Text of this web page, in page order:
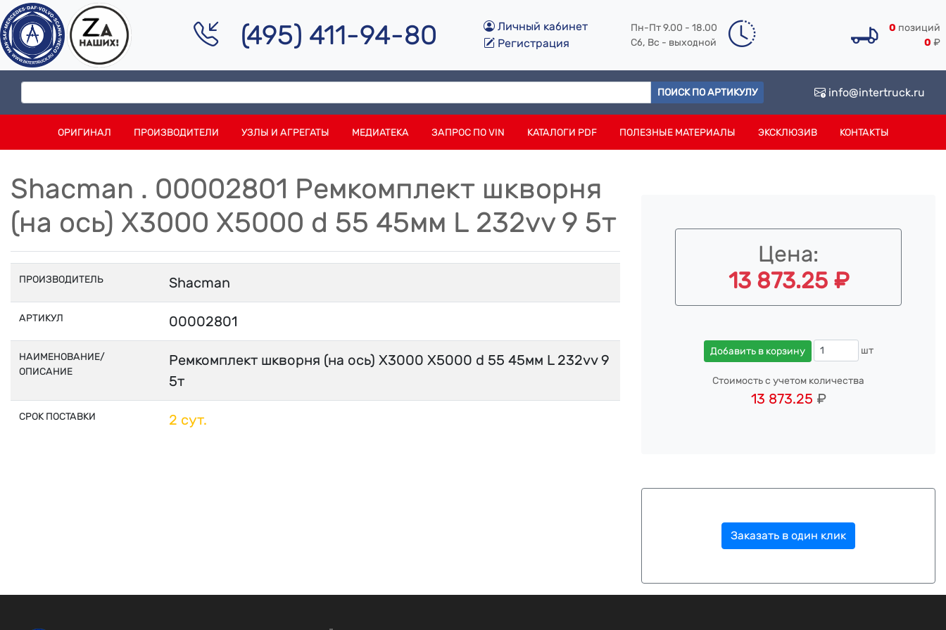
(495) 411-94-80
Личный кабинет
Регистрация
Пн-Пт 9.00 - 18.00
Сб, Вс - выходной
0 позиций
0 ₽
ПОИСК ПО АРТИКУЛУ info@intertruck.ru
ОРИГИНАЛ ПРОИЗВОДИТЕЛИ УЗЛЫ И АГРЕГАТЫ МЕДИАТЕКА ЗАПРОС ПО VIN КАТАЛОГИ PDF ПОЛЕЗНЫЕ МАТЕРИАЛЫ ЭКСКЛЮЗИВ КОНТАКТЫ
Shacman . 00002801 Ремкомплект шкворня
(на ось) X3000 X5000 d 55 45мм L 232vv 9 5т
ПРОИЗВОДИТЕЛЬ Shacman
АРТИКУЛ 00002801
НАИМЕНОВАНИЕ/
ОПИСАНИЕ
Ремкомплект шкворня (на ось) X3000 X5000 d 55 45мм L 232vv 9
5т
СРОК ПОСТАВКИ 2 сут.
Цена:
13 873.25 ₽
Добавить в корзину шт
Стоимость с учетом количества
13 873.25 ₽
Заказать в один клик